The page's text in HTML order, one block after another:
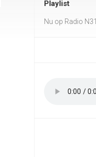
Playlist
Nu op Radio N31